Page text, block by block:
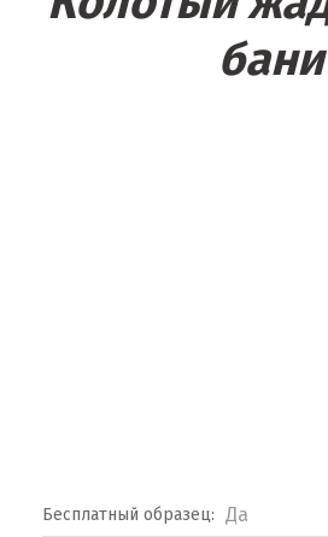
бани
Бесплатный образец: Да